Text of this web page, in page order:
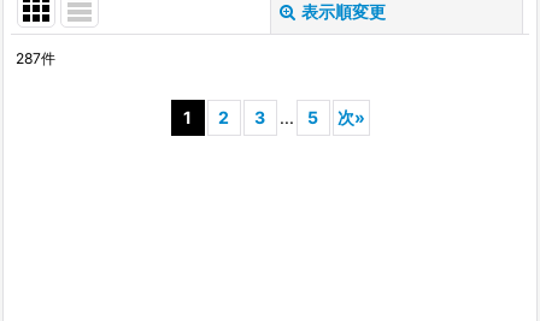
表示順変更
287件
1 2 3 ... 5 次»